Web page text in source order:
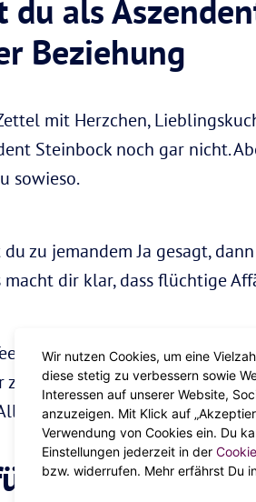
du als
Beziehung
mit Herzchen,
Steinbock noch gar nicht.
sowieso.
du zu jemandem Ja gesagt,
macht dir klar, dass flüchtige
kichernd am Ufer
zusammen Sternschnuppen
auf und bringen dich auf
den
Wir nutzen Cookies, um eine
diese stetig zu verbessern sowie
Interessen auf unserer Website,
anzuzeigen. Mit Klick auf
Verwendung von Cookies ein. Du
Einstellungen jederzeit in der
bzw. widerrufen. Mehr erfährst Du